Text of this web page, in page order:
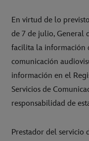
En virtud de lo
de 7 de julio, General
facilita la información
comunicación
información en el
Servicios de
responsabilidad de
Prestador del servicio